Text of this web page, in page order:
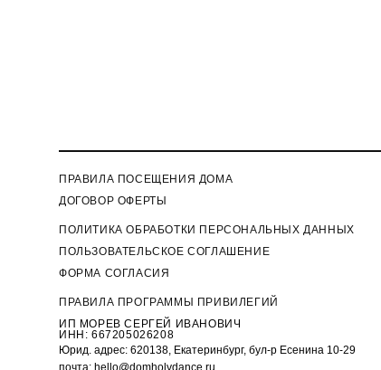
ПРАВИЛА ПОСЕЩЕНИЯ ДОМА
ДОГОВОР ОФЕРТЫ
П ОЛИТИКА ОБРАБОТКИ ПЕРСОНАЛЬНЫХ ДАННЫХ
ПОЛЬЗОВАТЕЛЬСКОЕ СОГЛАШЕНИЕ
ФОРМА СОГЛАСИЯ
ПРАВИЛА ПРОГРАММЫ ПРИВИЛЕГИЙ
ИП МОРЕВ СЕРГЕЙ ИВАНОВИЧ
ИНН: 667205026208
Юрид. адрес: 620138, Екатеринбург, бул-р Есенина 10-29
почта: hello@domholydance.ru